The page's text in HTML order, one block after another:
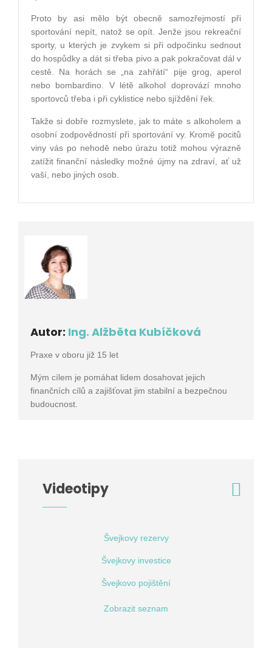
Proto by asi mělo být obecně samozřejmostí při
sportování nepít, natož se opít. Jenže jsou rekreační
sporty, u kterých je zvykem si při odpočinku sednout
do hospůdky a dát si třeba pivo a pak pokračovat dál v
cestě. Na horách se „na zahřátí“ pije grog, aperol
nebo bombardino. V létě alkohol doprovází mnoho
sportovců třeba i při cyklistice nebo sjíždění řek.
Takže si dobře rozmyslete, jak to máte s alkoholem a
osobní zodpovědností při sportování vy. Kromě pocitů
viny vás po nehodě nebo úrazu totiž mohou výrazně
zatížit finanční následky možné újmy na zdraví, ať už
vaší, nebo jiných osob.
Autor: Ing. Alžběta Kubíčková
Praxe v oboru již 15 let
Mým cílem je pomáhat lidem dosahovat jejich
finančních cílů a zajišťovat jim stabilní a bezpečnou
budoucnost.
Videotipy
Švejkovy rezervy
Švejkovy investice
Švejkovo pojištění
Zobrazit seznam